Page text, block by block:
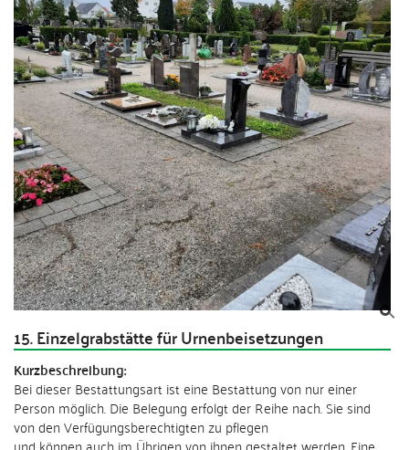
15. Einzelgrabstätte für Urnenbeisetzungen
Kurzbeschreibung:
Bei dieser Bestattungsart ist eine Bestattung von nur einer
Person möglich. Die Belegung erfolgt der Reihe nach. Sie sind
von den Verfügungsberechtigten zu pflegen